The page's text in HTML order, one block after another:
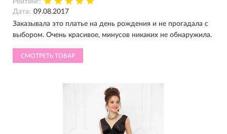
Рейтинг:
Дата: 09.08.2017
Заказывала это платье на день рождения и не прогадала с
выбором. Очень красивое, минусов никаких не обнаружила.
СМОТРЕТЬ ТОВАР